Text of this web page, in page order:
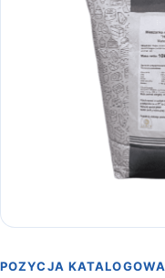
POZYCJA KATALOGOWA